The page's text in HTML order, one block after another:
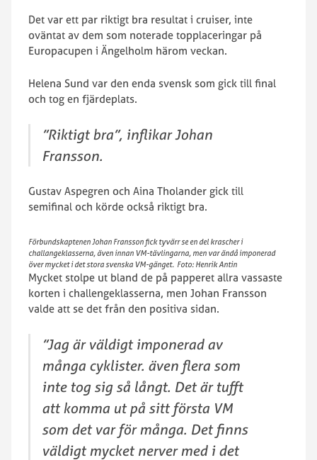
Det var ett par riktigt bra resultat i cruiser, inte
oväntat av dem som noterade topplaceringar på
Europacupen i Ängelholm härom veckan.
Helena Sund var den enda svensk som gick till final
och tog en fjärdeplats.
”Riktigt bra”, inflikar Johan
Fransson.
Gustav Aspegren och Aina Tholander gick till
semifinal och körde också riktigt bra.
Förbundskaptenen Johan Fransson fick tyvärr se en del krascher i
challangeklasserna, även innan VM-tävlingarna, men var ändå imponerad
över mycket i det stora svenska VM-gänget. Foto: Henrik Antin
Mycket stolpe ut bland de på papperet allra vassaste
korten i challengeklasserna, men Johan Fransson
valde att se det från den positiva sidan.
”Jag är väldigt imponerad av
många cyklister. även flera som
inte tog sig så långt. Det är tufft
att komma ut på sitt första VM
som det var för många. Det finns
väldigt mycket nerver med i det